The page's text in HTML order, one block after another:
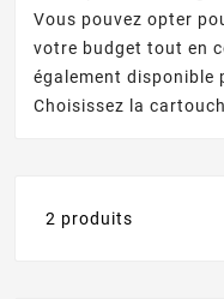
Vous pouvez opter
votre budget tout en
également disponible
Choisissez la
2 produits